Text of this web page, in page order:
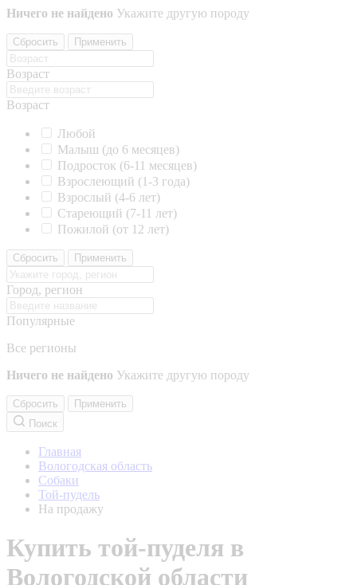
Ничего не найдено Укажите другую породу
Сбросить Применить
Возраст
Возраст
Любой
Малыш (до 6 месяцев)
Подросток (6-11 месяцев)
Взрослеющий (1-3 года)
Взрослый (4-6 лет)
Стареющий (7-11 лет)
Пожилой (от 12 лет)
Сбросить Применить
Город, регион
Популярные
Все регионы
Ничего не найдено Укажите другую породу
Сбросить
Применить
Поиск
Главная
Вологодская область
Собаки
Той-пудель
На продажу
Купить той-пуделя в
Вологодской области